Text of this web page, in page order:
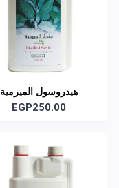
هيدروسول الميرمية
EGP250.00